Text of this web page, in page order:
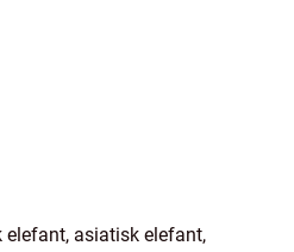
elefant, asiatisk elefant,